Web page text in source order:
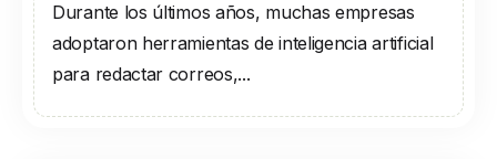
Durante los últimos años, muchas empresas
adoptaron herramientas de inteligencia artificial
para redactar correos,...